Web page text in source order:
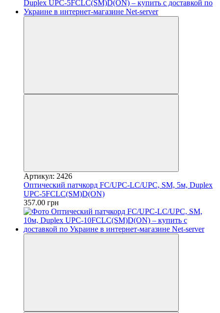
Артикул: 2426
Оптический патчкорд FC/UPC-LC/UPC, SM, 5м, Duplex
UPC-5FCLC(SM)D(ON)
357.00 грн